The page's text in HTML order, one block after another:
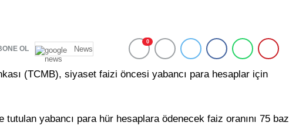
OL News
0
(TCMB), siyaset faizi öncesi yabancı para hesaplar için
yabancı para hür hesaplara ödenecek faiz oranını 75 baz